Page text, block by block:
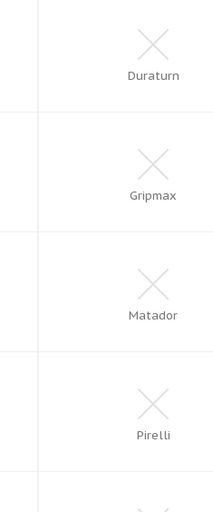
Duraturn
Gripmax
Matador
Pirelli